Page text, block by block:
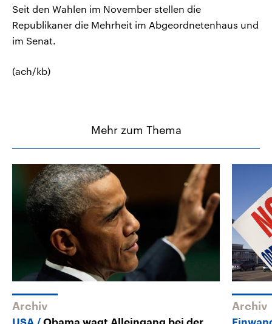
Seit den Wahlen im November stellen die
Republikaner die Mehrheit im Abgeordnetenhaus und
im Senat.
(ach/kb)
Mehr zum Thema
Archiv Archiv